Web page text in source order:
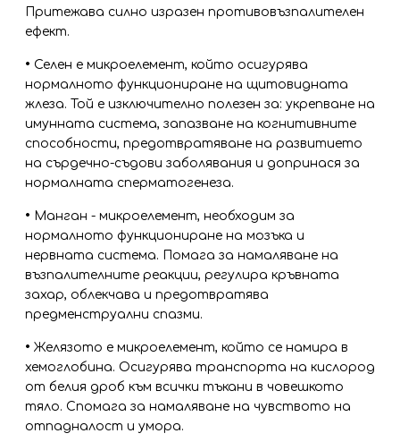
Притежава силно изразен противовъзпалителен
ефект.
• Селен е микроелемент, който осигурява
нормалното функциониране на щитовидната
жлеза. Той е изключително полезен за: укрепване на
имунната система, запазване на когнитивните
способности, предотвратяване на развитието
на сърдечно-съдови заболявания и допринася за
нормалната сперматогенеза.
• Манган - микроелемент, необходим за
нормалното функциониране на мозъка и
нервната система. Помага за намаляване на
възпалителните реакции, регулира кръвната
захар, облекчава и предотвратява
предменструални спазми.
• Желязото е микроелемент, който се намира в
хемоглобина. Осигурява транспорта на кислород
от белия дроб към всички тъкани в човешкото
тяло. Спомага за намаляване на чувството на
отпадналост и умора.